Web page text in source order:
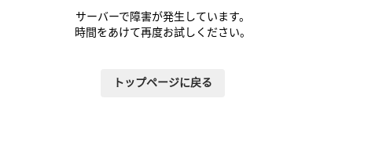
サーバーで障害が発生しています。
時間をあけて再度お試しください。
トップページに戻る